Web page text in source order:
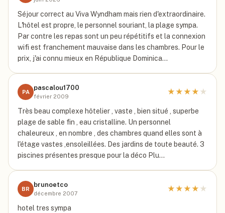
Séjour correct au Viva Wyndham mais rien d'extraordinaire.
L'hôtel est propre, le personnel souriant, la plage sympa.
Par contre les repas sont un peu répétitifs et la connexion
wifi est franchement mauvaise dans les chambres. Pour le
prix, j'ai connu mieux en République Dominica…
PA
pascalou1700
février 2009
★★★★ ★
Très beau complexe hôtelier , vaste , bien situé , superbe
plage de sable fin , eau cristalline. Un personnel
chaleureux , en nombre , des chambres quand elles sont à
l'étage vastes ,ensoleillées. Des jardins de toute beauté. 3
piscines présentes presque pour la déco Plu…
BR
brunoetco
décembre 2007
★★★★ ★
hotel tres sympa